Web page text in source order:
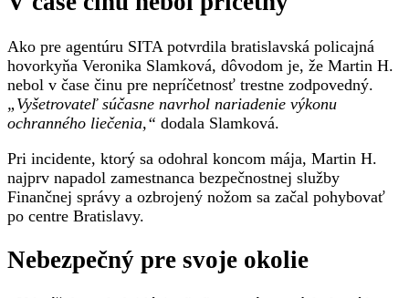
Ako pre agentúru SITA potvrdila bratislavská policajná
hovorkyňa Veronika Slamková, dôvodom je, že Martin H.
nebol v čase činu pre nepríčetnosť trestne zodpovedný.
„Vyšetrovateľ súčasne navrhol nariadenie výkonu
ochranného liečenia,“ dodala Slamková.
Pri incidente, ktorý sa odohral koncom mája, Martin H.
najprv napadol zamestnanca bezpečnostnej služby
Finančnej správy a ozbrojený nožom sa začal pohybovať
po centre Bratislavy.
Nebezpečný pre svoje okolie